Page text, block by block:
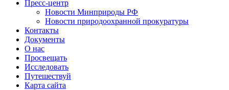
Пресс-центр
Новости Минприроды РФ
Новости природоохранной прокуратуры
Контакты
Документы
О нас
Просвещать
Исследовать
Путешествуй
Карта сайта